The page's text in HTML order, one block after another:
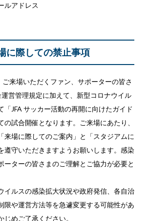
アドレス
に際しての禁止事項
来場いただくファン、サポーターの皆さ
運営管理規定に加えて、新型コロナウイル
「JFA サッカー活動の再開に向けたガイド
の試合開催となります。ご来場にあたり、
来場に際してのご案内」と「スタジアムに
遵守いただきますようお願いします。感染
ーターの皆さまのご理解とご協力が必要と
イルスの感染拡大状況や政府発信、各自治
限や運営方法等を急遽変更する可能性があ
じめご了承ください。